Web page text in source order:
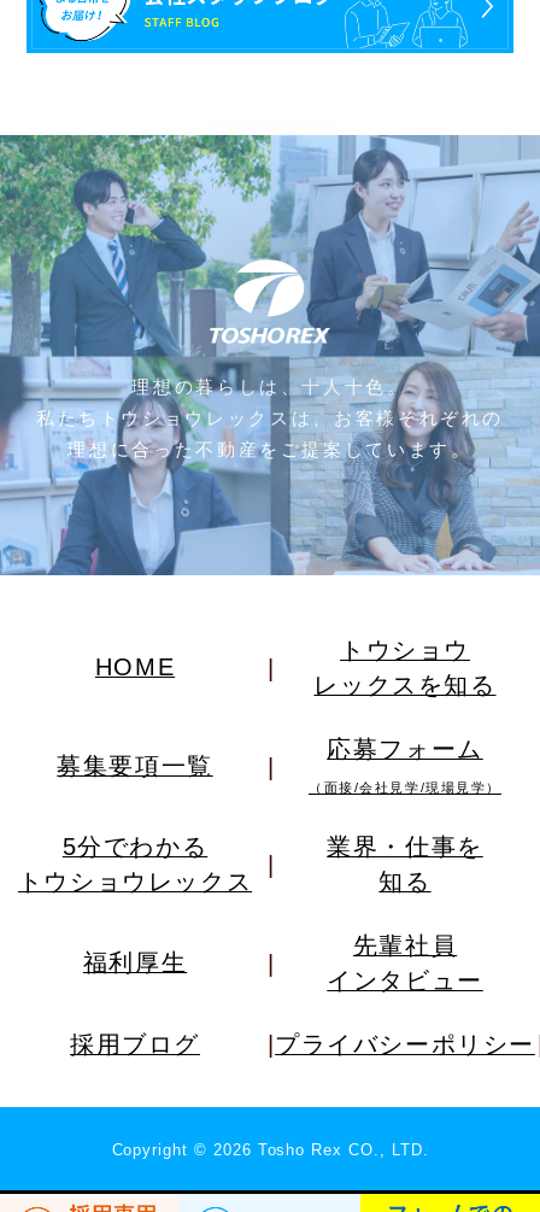
理想の暮らしは、十人十色。
私たちトウショウレックスは、お客様それぞれの
理想に合った不動産をご提案しています。
HOME
トウショウ
レックスを知る
募集要項一覧
応募フォーム
（面接/会社見学/現場見学）
5分でわかる
トウショウレックス
業界・仕事を
知る
福利厚生
先輩社員
インタビュー
採用ブログ プライバシーポリシー
Copyright © 2026 Tosho Rex CO., LTD.